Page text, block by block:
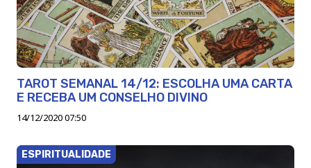
TAROT SEMANAL 14/12: ESCOLHA UMA CARTA
E RECEBA UM CONSELHO DIVINO
14/12/2020 07:50
ESPIRITUALIDADE